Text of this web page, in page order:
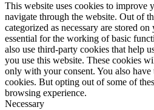
This website uses cookies to improve
navigate through the website. Out of
categorized as necessary are stored
essential for the working of basic
also use third-party cookies that help
you use this website. These cookies
only with your consent. You also
cookies. But opting out of some of
browsing experience.
Necessary